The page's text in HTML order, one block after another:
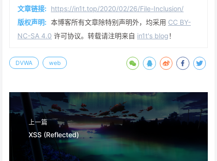
文章链接: https://in1t.top/2020/02/26/File-Inclusion/
版权声明: 本博客所有文章除特别声明外，均采用 CC BY-
NC-SA 4.0 许可协议。转载请注明来自 in1t's blog！
DVWA web
上一篇
XSS (Reflected)